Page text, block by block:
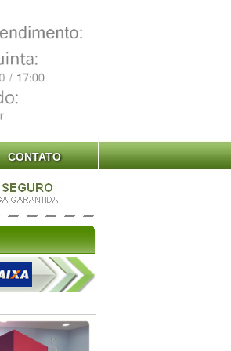
CONTATO